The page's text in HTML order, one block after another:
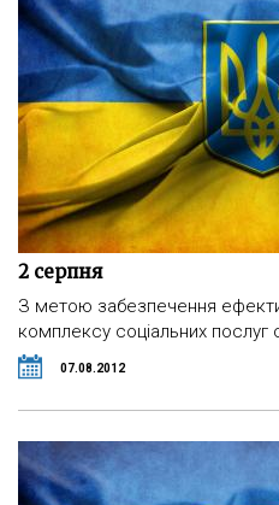
2 серпня
З метою забезпечення
комплексу соціальних послуг
07.08.2012